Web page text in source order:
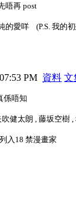
唔再 post
的愛咩 (P.S. 我的
PM 資料 文
係唔知
健太朗 , 藤坂空樹
入18 禁漫畫家